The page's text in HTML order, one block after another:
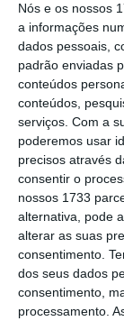
Nós e os nossos
a informações
dados pessoais,
padrão enviadas
conteúdos
conteúdos,
serviços. Com a
poderemos usar
precisos através
consentir o
nossos 1733
alternativa, pode
alterar as suas
consentimento.
dos seus dados
consentimento,
processamento.